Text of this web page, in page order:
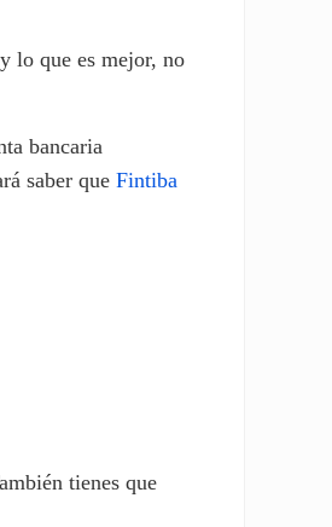
lo que es mejor, no
bancaria
saber queFintiba
tienes que